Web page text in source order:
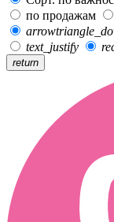
по продажам
text_justify
return